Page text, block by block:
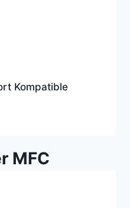
Kompatible
MFC